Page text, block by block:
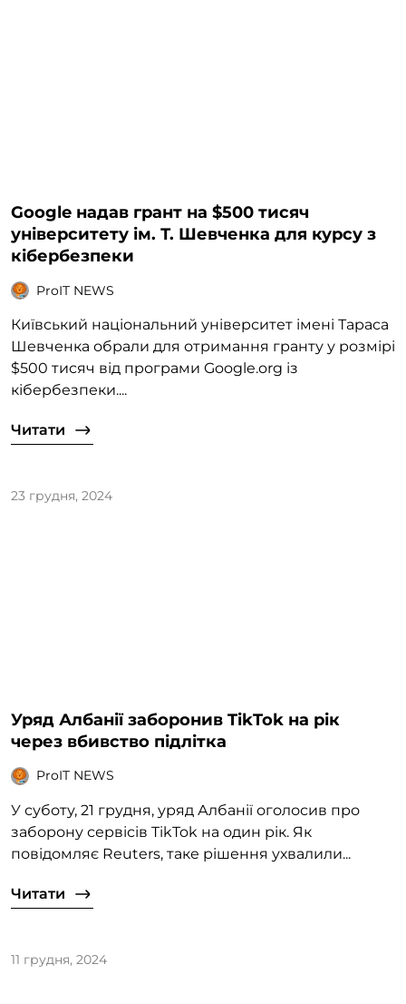
Google надав грант на $500 тисяч
університету ім. Т. Шевченка для курсу з
кібербезпеки
ProIT NEWS
Київський національний університет імені Тараса
Шевченка обрали для отримання гранту у розмірі
$500 тисяч від програми Google.org із
кібербезпеки....
Читати
23 грудня, 2024
Уряд Албанії заборонив TikTok на рік
через вбивство підлітка
ProIT NEWS
У суботу, 21 грудня, уряд Албанії оголосив про
заборону сервісів TikTok на один рік. Як
повідомляє Reuters, таке рішення ухвалили...
Читати
11 грудня, 2024